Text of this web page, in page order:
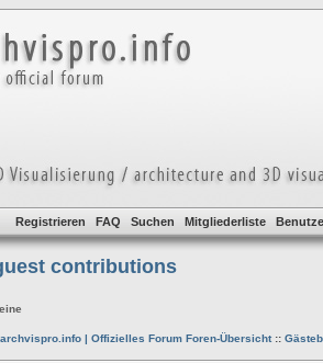
Registrieren FAQ Suchen Mitgliederliste
contributions
| Offizielles Forum Foren-Übersicht::